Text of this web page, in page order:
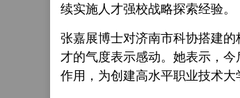
续实施人才强校战略探索经验。
张嘉展博士对济南市科协搭建
才的气度表示感动。她表示，
作用，为创建高水平职业技术大